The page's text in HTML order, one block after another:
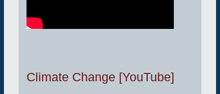
Climate Change [YouTube]